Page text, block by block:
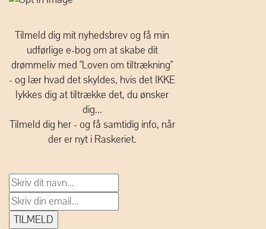
Tilmeld dig mit nyhedsbrev og få min
udførlige e-bog om at skabe dit
drømmeliv med "Loven om tiltrækning"
- og lær hvad det skyldes, hvis det IKKE
lykkes dig at tiltrække det, du ønsker
dig...
Tilmeld dig her - og få samtidig info, når
der er nyt i Raskeriet.